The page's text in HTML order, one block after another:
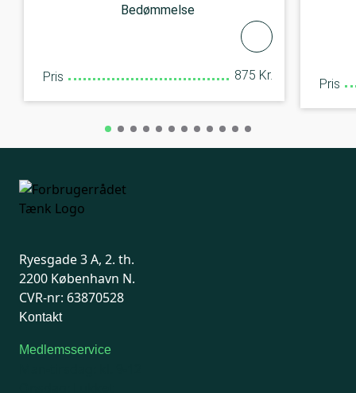
Bedømmelse
Pris 875 Kr.
Pris
Ryesgade 3 A, 2. th.
2200 København N.
CVR-nr: 63870528
Kontakt
Medlemsservice